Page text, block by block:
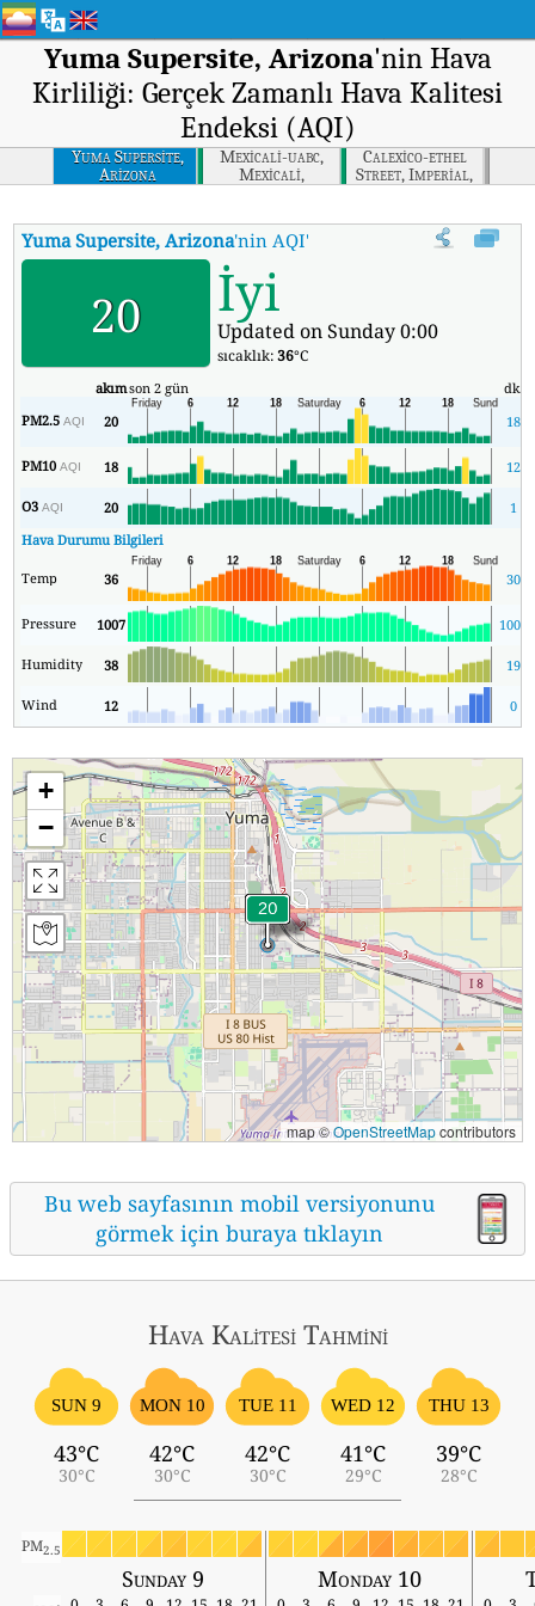
Yuma Supersite, Arizona'nin Hava
Kirliliği: Gerçek Zamanlı Hava Kalitesi
Endeksi (AQI)
Yuma Supersite,
Arizona
Mexicali-uabc,
Mexicali,
California
Calexico-ethel
Street, Imperial,
California
Yuma Supersite, Arizona'nin AQI'si Yuma Supersite,
20 İyi
Updated on Sunday 0:00
sıcaklık:36°C
akımson 2 gün dk.
PM2.5AQI 20 18
PM10AQI 18 12
O3AQI 20
1
Hava Durumu Bilgileri
Temp 36 30
Pressure 1007 1003
Humidity 38 19
Wind 12 0
+
−
map ©OpenStreetMapcontributors
Bu web sayfasının mobil versiyonunu
görmek için buraya tıklayın
Hava Kalitesi Tahmini
SUN 9
43°C
30°C
MON 10
42°C
30°C
TUE 11
42°C
30°C
WED 12
41°C
29°C
THU 13
39°C
28°C
PM2.5
Sunday 9 Monday 10